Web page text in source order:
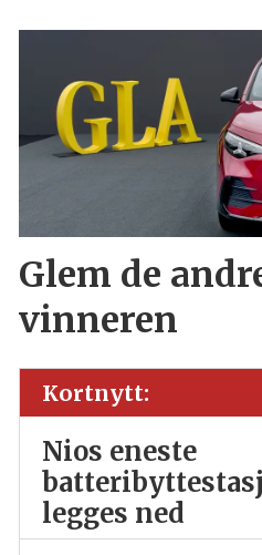
Glem de
vinneren
Kortnytt:
Nios eneste
legges ned